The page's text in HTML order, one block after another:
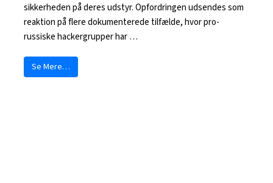
sikkerheden på deres udstyr. Opfordringen udsendes som
reaktion på flere dokumenterede tilfælde, hvor pro-
russiske hackergrupper har …
Se Mere…